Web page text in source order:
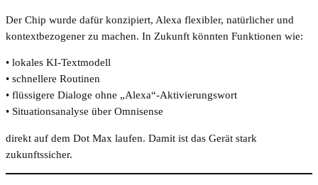
Der Chip wurde dafür konzipiert, Alexa flexibler, natürlicher und
kontextbezogener zu machen. In Zukunft könnten Funktionen wie:
• lokales KI-Textmodell
• schnellere Routinen
• flüssigere Dialoge ohne „Alexa“-Aktivierungswort
• Situationsanalyse über Omnisense
direkt auf dem Dot Max laufen. Damit ist das Gerät stark
zukunftssicher.